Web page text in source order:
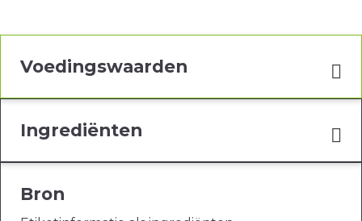
Voedingswaarden
Ingrediënten
Bron